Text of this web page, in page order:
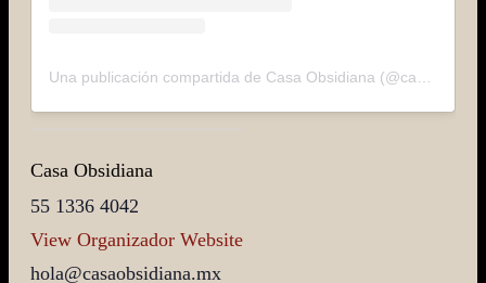
Una publicación compartida de Casa Obsidiana (@casaobsidianamx)
Casa Obsidiana
55 1336 4042
View Organizador Website
hola@casaobsidiana.mx